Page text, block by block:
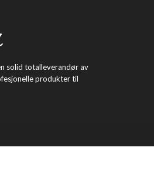
solid totalleverandør av
produkter til